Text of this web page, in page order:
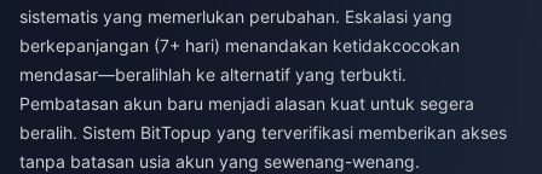
sistematis yang memerlukan perubahan. Eskalasi yang
berkepanjangan (7+ hari) menandakan ketidakcocokan
mendasar—beralihlah ke alternatif yang terbukti.
Pembatasan akun baru menjadi alasan kuat untuk segera
beralih. Sistem BitTopup yang terverifikasi memberikan akses
tanpa batasan usia akun yang sewenang-wenang.